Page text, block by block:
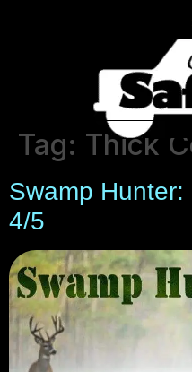
Tag: Thick
Swamp
4/5